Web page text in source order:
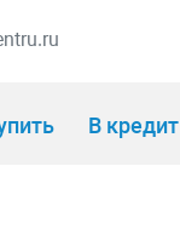
В кредит